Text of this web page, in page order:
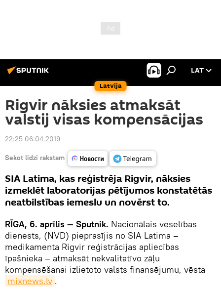
Latvija
LAT
Rigvir nāksies atmaksāt
valstij visas kompensācijas
22:25 06.04.2019
Sekot līdzi rakstam
SIA Latima, kas reģistrēja Rigvir, nāksies
izmeklēt laboratorijas pētījumos konstatētās
neatbilstības iemeslu un novērst to.
RĪGA, 6. aprīlis — Sputnik. Nacionālais veselības
dienests, (NVD) pieprasījis no SIA Latima –
medikamenta Rigvir reģistrācijas apliecības
īpašnieka – atmaksāt nekvalitatīvo zāļu
kompensēšanai izlietoto valsts finansējumu, vēsta
mixnews.lv .